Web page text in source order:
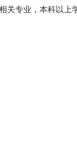
专业，本科以上学